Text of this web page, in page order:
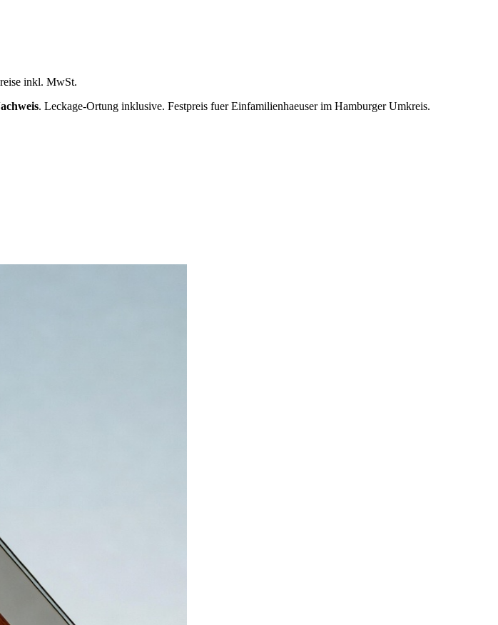
inkl. MwSt.
. Leckage-Ortung inklusive. Festpreis fuer Einfamilienhaeuser im Hamburger Umkreis.